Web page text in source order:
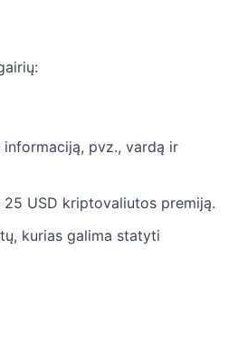
pvz., vardą ir
USD kriptovaliutos premiją.
kurias galima statyti